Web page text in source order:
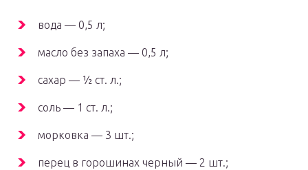
вода — 0,5 л;
масло без запаха — 0,5 л;
сахар — ½ ст. л.;
соль — 1 ст. л.;
морковка — 3 шт.;
перец в горошинах черный — 2 шт.;